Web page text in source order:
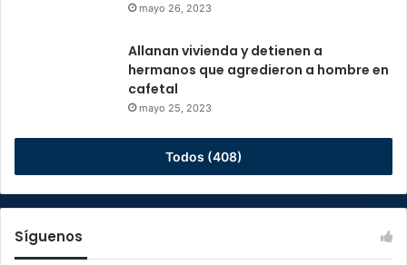
mayo 26, 2023
Allanan vivienda y detienen a
hermanos que agredieron a hombre en
cafetal
mayo 25, 2023
Todos (408)
Síguenos